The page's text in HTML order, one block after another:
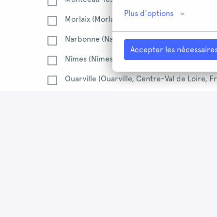
Plus d'options
Accepter les
Morlaix (Morlaix, Bretagne, France)
Narbonne (Narbonne, Occitanie, France)
Nîmes (Nîmes, Occitanie, France)
Ouarville (Ouarville, Centre-Val de Loire,